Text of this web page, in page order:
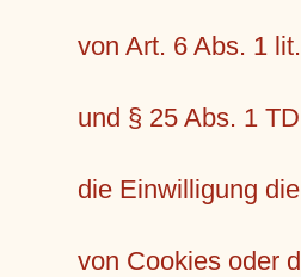
von Art. 6 Abs. 1
und § 25 Abs. 1
die Einwilligung
von Cookies oder